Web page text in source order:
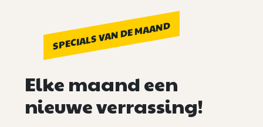
SPECIALS VAN DE MAAND
Elke maand een
nieuwe verrassing!